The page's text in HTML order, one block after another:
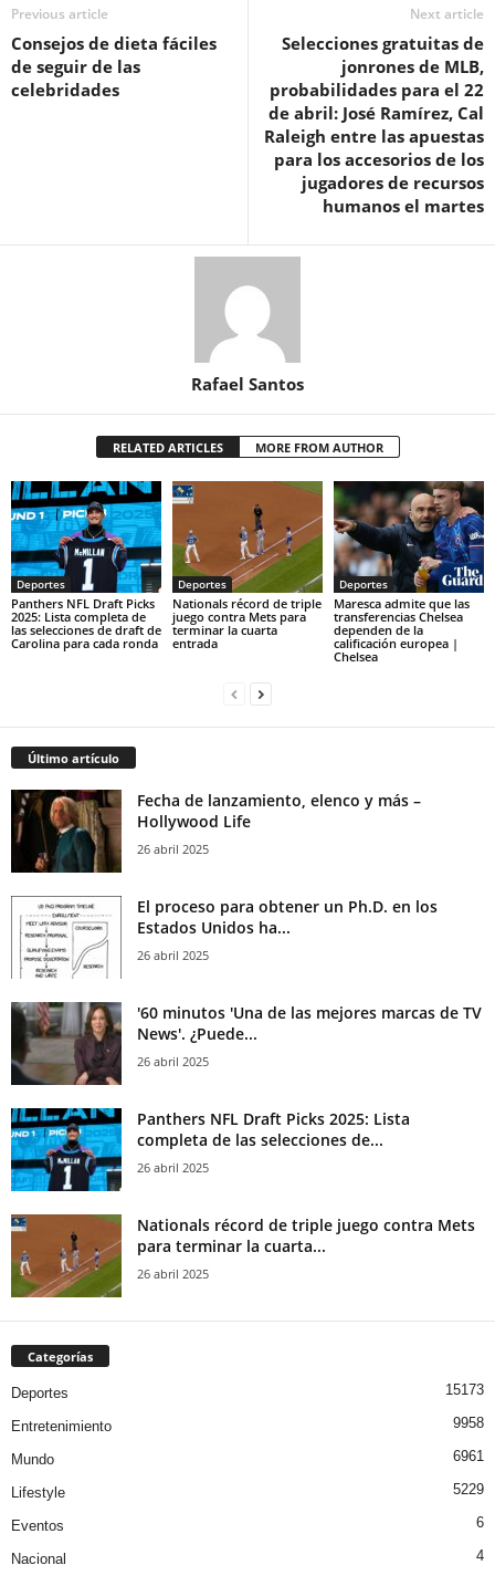
Previous article
Consejos de dieta fáciles
de seguir de las
celebridades
Next article
Selecciones gratuitas de
jonrones de MLB,
probabilidades para el 22
de abril: José Ramírez, Cal
Raleigh entre las apuestas
para los accesorios de los
jugadores de recursos
humanos el martes
Rafael Santos
RELATED ARTICLES MORE FROM AUTHOR
Deportes
Panthers NFL Draft Picks
2025: Lista completa de
las selecciones de draft de
Carolina para cada ronda
Deportes
Nationals récord de triple
juego contra Mets para
terminar la cuarta
entrada
Deportes
Maresca admite que las
transferencias Chelsea
dependen de la
calificación europea |
Chelsea
Último artículo
Fecha de lanzamiento, elenco y más –
Hollywood Life
26 abril 2025
El proceso para obtener un Ph.D. en los
Estados Unidos ha...
26 abril 2025
'60 minutos 'Una de las mejores marcas de TV
News'. ¿Puede...
26 abril 2025
Panthers NFL Draft Picks 2025: Lista
completa de las selecciones de...
26 abril 2025
Nationals récord de triple juego contra Mets
para terminar la cuarta...
26 abril 2025
Categorías
Deportes 15173
Entretenimiento 9958
Mundo 6961
Lifestyle 5229
Eventos 6
Nacional 4